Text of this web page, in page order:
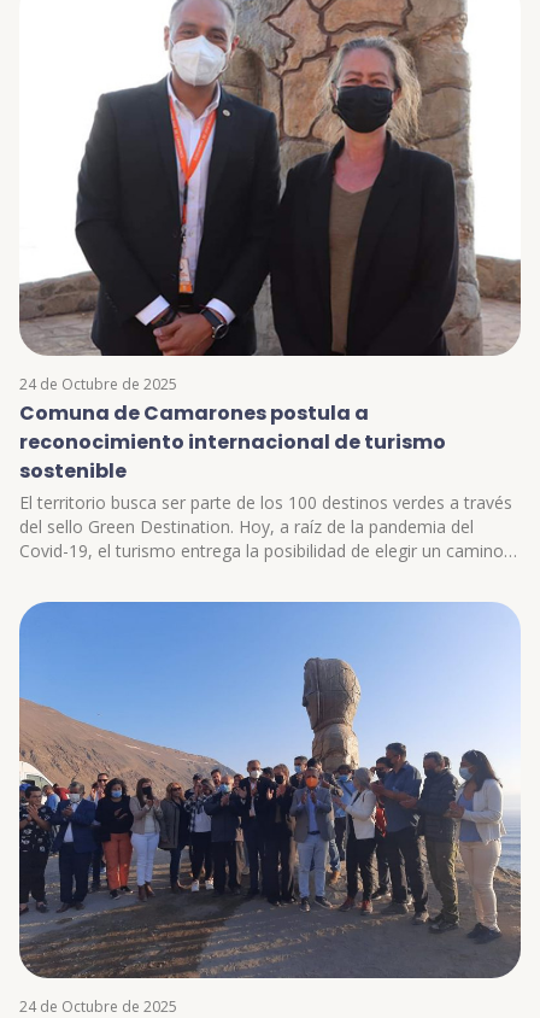
24 de Octubre de 2025
Comuna de Camarones postula a
reconocimiento internacional de turismo
sostenible
El territorio busca ser parte de los 100 destinos verdes a través
del sello Green Destination. Hoy, a raíz de la pandemia del
Covid-19, el turismo entrega la posibilidad de elegir un camino
comunidades y al patrimonio, enmarcado en una industria
sostenible. Prueba de ello es que la comuna de Camarones, de
competencia internacional “Top 100 Stories 2022 de Green
Destinations”, para así ser reconocida como destino verde, por
lo que ha iniciado un camino de identificación de brechas en
materia de…
24 de Octubre de 2025